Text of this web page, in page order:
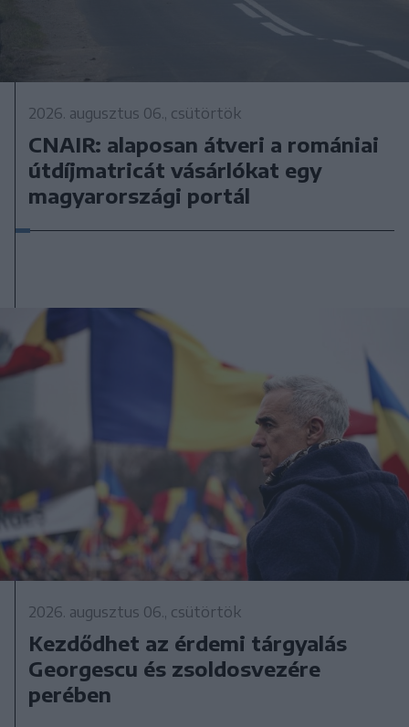
2026. augusztus 06., csütörtök
CNAIR: alaposan átveri a romániai
útdíjmatricát vásárlókat egy
magyarországi portál
2026. augusztus 06., csütörtök
Kezdődhet az érdemi tárgyalás
Georgescu és zsoldosvezére
perében